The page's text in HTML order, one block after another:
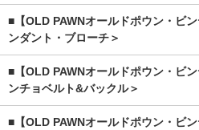
■【OLD PAWNオールドポウン・ビ
ンダント・ブローチ＞
■【OLD PAWNオールドポウン・ビ
ンチョベルト&バックル＞
■【OLD PAWNオールドポウン・ビ